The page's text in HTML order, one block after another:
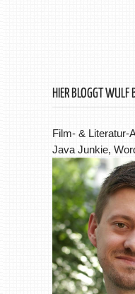
HIER BLOGGT WULF
Film- & Literatur-
Java Junkie,